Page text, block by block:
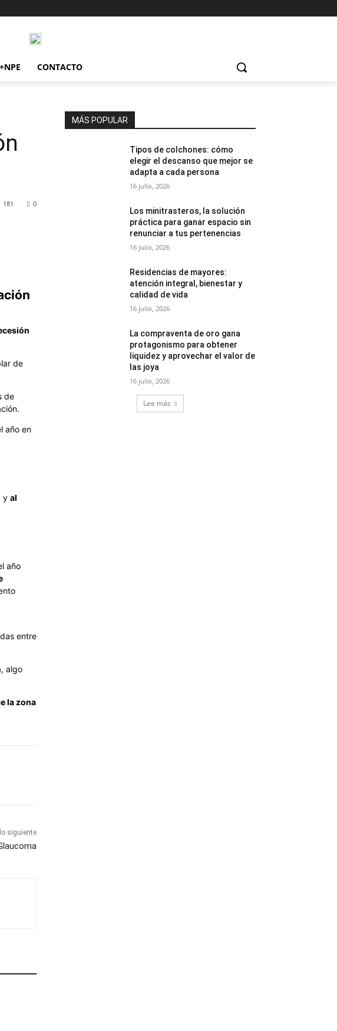
+NPE CONTACTO
0
181
de
de
año en
y al
año
entre
algo
la zona
siguiente
MÁS POPULAR
Tipos de colchones: cómo
elegir el descanso que mejor se
adapta a cada persona
16 julio, 2026
Los minitrasteros, la solución
práctica para ganar espacio sin
renunciar a tus pertenencias
16 julio, 2026
Residencias de mayores:
atención integral, bienestar y
calidad de vida
16 julio, 2026
La compraventa de oro gana
protagonismo para obtener
liquidez y aprovechar el valor de
las joya
16 julio, 2026
Lee más